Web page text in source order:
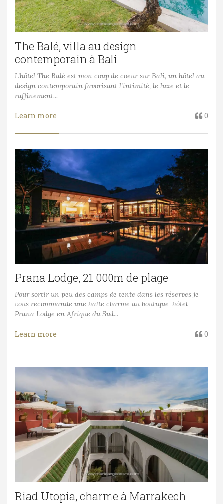
The Balé, villa au design
contemporain à Bali
L'hôtel The Balé est mon coup de coeur sur Bali, un hôtel au
design contemporain favorisant l'intimité, le luxe et le
raffinement...
Learn more 0
Prana Lodge, 21 000m de plage
Pour sortir un peu des camps de tente dans les réserves je
vous recommande une halte charme au boutique-hôtel
Prana Lodge en Afrique du Sud...
Learn more 0
Riad Utopia, charme à Marrakech